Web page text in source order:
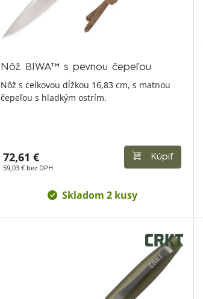
Nôž BIWA™ s pevnou čepeľou
Nôž s celkovou dĺžkou 16,83 cm, s matnou
čepeľou s hladkým ostrím.
72,61 €
59,03 € bez DPH
Kúpiť
Skladom 2 kusy